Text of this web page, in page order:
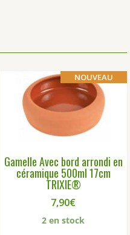
NOUVEAU
Gamelle Avec bord arrondi en
céramique 500ml 17cm
TRIXIE®
7,90€
2 en stock